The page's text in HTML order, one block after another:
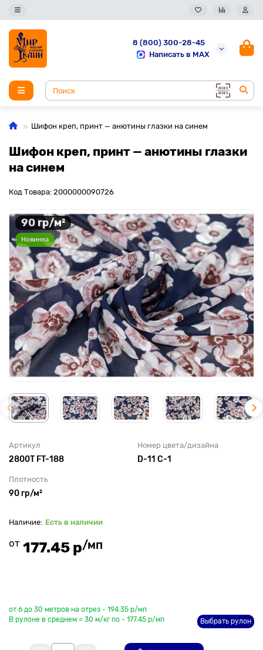
8 (800) 300-28-45
Написать в MAX
Шифон креп, принт — анютины глазки на синем
Шифон креп, принт — анютины глазки
на синем
Код Товара: 2000000090726
90 гр/м²
Новинка
Артикул
2800T FT-188
Номер цвета/дизайна
D-11 C-1
Плотность
90 гр/м²
Есть в наличии
от 177.45 р/мп
от 6 до 30 метров на отрез - 194.35 р/мп
В рулоне в среднем = 30 м/кг по - 177.45 р/мп
Выбрать рулон